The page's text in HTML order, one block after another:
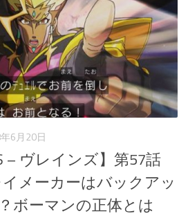
6月20日
– ヴレインズ】第57話
メーカーはバックアッ
ボーマンの正体とは